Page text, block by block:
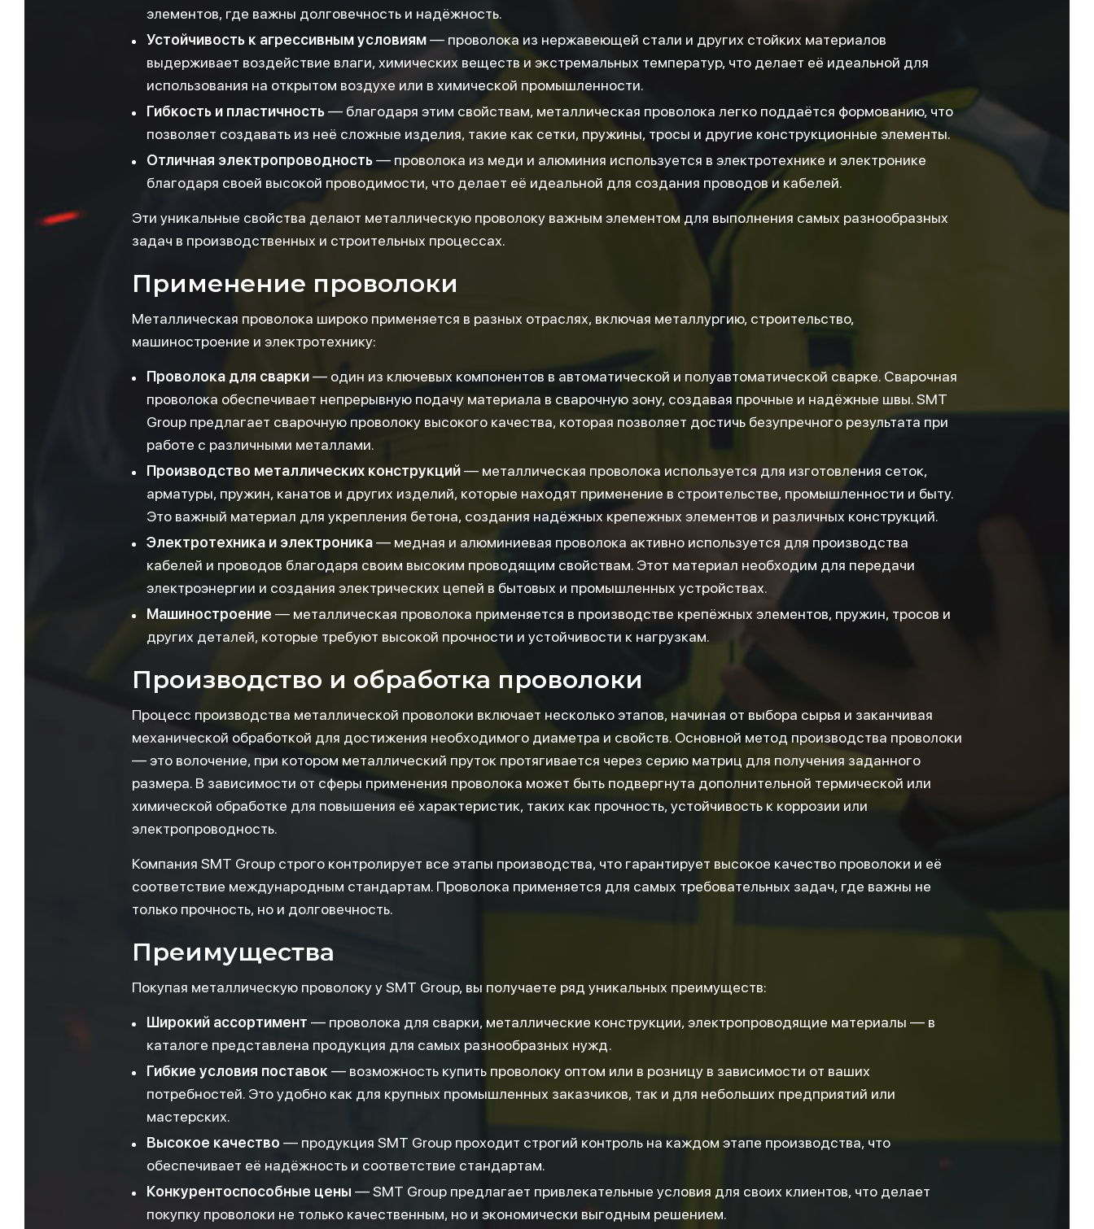
элементов, где важны долговечность и надёжность.
Устойчивость к агрессивным условиям— проволока из нержавеющей стали и других стойких материалов
выдерживает воздействие влаги, химических веществ и экстремальных температур, что делает её идеальной для
использования на открытом воздухе или в химической промышленности.
Гибкость и пластичность— благодаря этим свойствам, металлическая проволока легко поддаётся формованию, что
позволяет создавать из неё сложные изделия, такие как сетки, пружины, тросы и другие конструкционные элементы.
Отличная электропроводность— проволока из меди и алюминия используется в электротехнике и электронике
благодаря своей высокой проводимости, что делает её идеальной для создания проводов и кабелей.
Эти уникальные свойства делают металлическую проволоку важным элементом для выполнения самых разнообразных
задач в производственных и строительных процессах.
Применение проволоки
Металлическая проволока широко применяется в разных отраслях, включая металлургию, строительство,
машиностроение и электротехнику:
Проволока для сварки— один из ключевых компонентов в автоматической и полуавтоматической сварке. Сварочная
проволока обеспечивает непрерывную подачу материала в сварочную зону, создавая прочные и надёжные швы. SMT
Group предлагает сварочную проволоку высокого качества, которая позволяет достичь безупречного результата при
работе с различными металлами.
Производство металлических конструкций— металлическая проволока используется для изготовления сеток,
арматуры, пружин, канатов и других изделий, которые находят применение в строительстве, промышленности и быту.
Это важный материал для укрепления бетона, создания надёжных крепежных элементов и различных конструкций.
Электротехника и электроника— медная и алюминиевая проволока активно используется для производства
кабелей и проводов благодаря своим высоким проводящим свойствам. Этот материал необходим для передачи
электроэнергии и создания электрических цепей в бытовых и промышленных устройствах.
Машиностроение — металлическая проволока применяется в производстве крепёжных элементов, пружин, тросов и
других деталей, которые требуют высокой прочности и устойчивости к нагрузкам.
Производство и обработка проволоки
Процесс производства металлической проволоки включает несколько этапов, начиная от выбора сырья и заканчивая
механической обработкой для достижения необходимого диаметра и свойств. Основной метод производства проволоки
— это волочение, при котором металлический пруток протягивается через серию матриц для получения заданного
размера. В зависимости от сферы применения проволока может быть подвергнута дополнительной термической или
химической обработке для повышения её характеристик, таких как прочность, устойчивость к коррозии или
электропроводность.
Компания SMT Group строго контролирует все этапы производства, что гарантирует высокое качество проволоки и её
соответствие международным стандартам. Проволока применяется для самых требовательных задач, где важны не
только прочность, но и долговечность.
Преимущества
Покупая металлическую проволоку у SMT Group, вы получаете ряд уникальных преимуществ:
Широкий ассортимент — проволока для сварки, металлические конструкции, электропроводящие материалы — в
каталоге представлена продукция для самых разнообразных нужд.
Гибкие условия поставок — возможность купить проволоку оптом или в розницу в зависимости от ваших
потребностей. Это удобно как для крупных промышленных заказчиков, так и для небольших предприятий или
мастерских.
Высокое качество — продукция SMT Group проходит строгий контроль на каждом этапе производства, что
обеспечивает её надёжность и соответствие стандартам.
Конкурентоспособные цены — SMT Group предлагает привлекательные условия для своих клиентов, что делает
покупку проволоки не только качественным, но и экономически выгодным решением.